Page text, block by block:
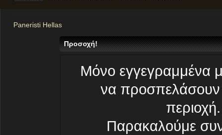
Paneristi Hellas
Προσοχή!
Μόνο εγγεγραμμένα
να προσπελάσουν
περιοχή.
Παρακαλούμε